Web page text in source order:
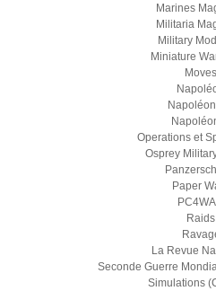
Marines
Militaria
Military
Miniature
Moves
Operations et
Osprey
Paper
Raids
La Revue
Seconde Guerre
Simulations